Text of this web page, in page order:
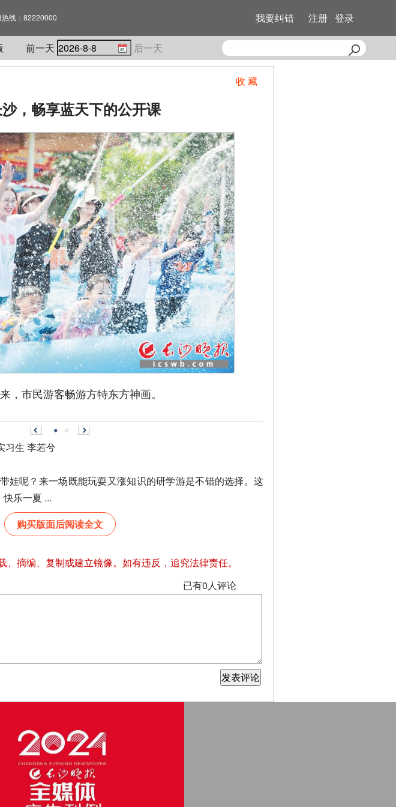
线：82220000 我要纠错 注册 登录
前一天 后一天
收 藏
，畅享蓝天下的公开课
市民游客畅游方特东方神画。
生 李若兮
呢？来一场既能玩耍又涨知识的研学游是不错的选择。这
乐一夏 ...
购买版面后阅读全文
、摘编、复制或建立镜像。如有违反，追究法律责任。
已有0人评论